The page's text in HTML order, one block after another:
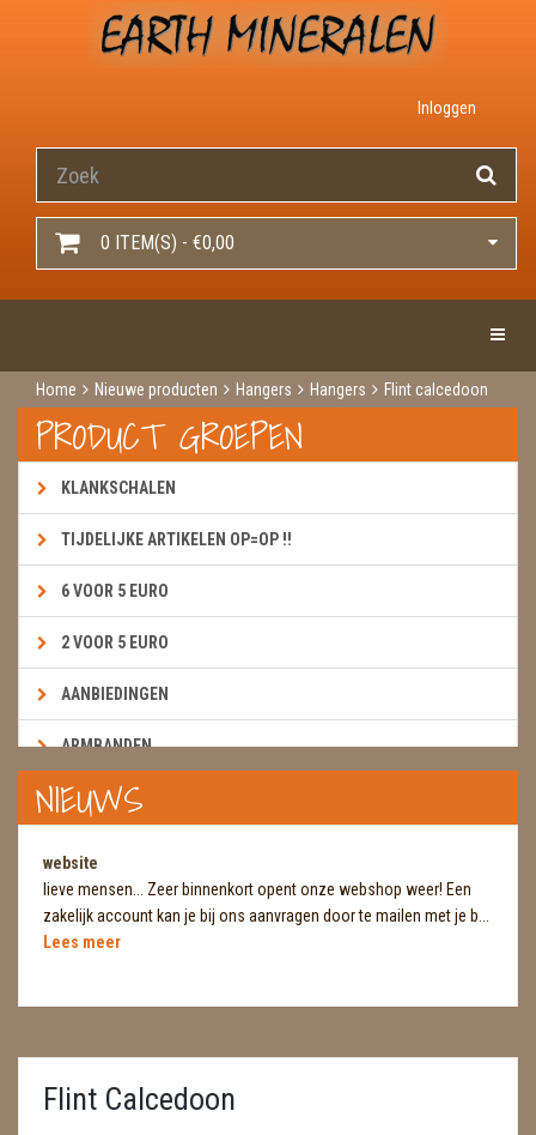
Inloggen
0 ITEM(S) - €0,00
Home Nieuwe producten Hangers Hangers Flint calcedoon
PRODUCT GROEPEN
KLANKSCHALEN
TIJDELIJKE ARTIKELEN OP=OP !!
6 VOOR 5 EURO
2 VOOR 5 EURO
AANBIEDINGEN
ARMBANDEN
BOEKEN & KAARTEN E.A.R.T.H.
BROEKZAKSTENEN
CADEAUBONNEN
DIERTJES
DIVERSE
ENGELEN
NIEUWS
website
lieve mensen... Zeer binnenkort opent onze webshop weer! Een
zakelijk account kan je bij ons aanvragen door te mailen met je b...
Lees meer
Flint Calcedoon